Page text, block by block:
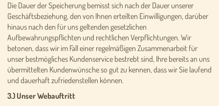
Die Dauer der Speicherung bemisst sich nach der Dauer unserer
Geschäftsbeziehung, den von Ihnen erteilten Einwilligungen, darüber
hinaus nach den für uns geltenden gesetzlichen
Aufbewahrungspflichten und rechtlichen Verpflichtungen. Wir
betonen, dass wir im Fall einer regelmäßigen Zusammenarbeit für
unser bestmögliches Kundenservice bestrebt sind, Ihre bereits an uns
übermittelten Kundenwünsche so gut zu kennen, dass wir Sie laufend
und dauerhaft zufriedenstellen können.
3.) Unser Webauftritt